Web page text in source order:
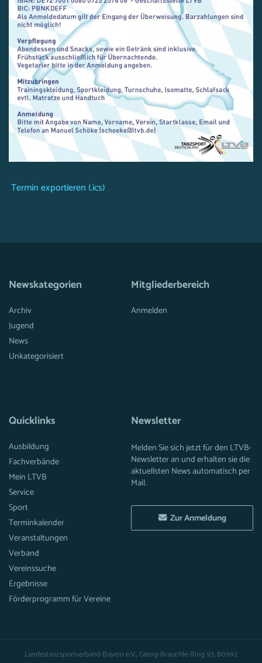
Termin exportieren (.ics)
Newskategorien
Archiv
Jugend
News
Unkategorisiert
Mitgliederbereich
Anmelden
Quicklinks
Ausbildung
Fachverbände
Mein LTVB
Service
Sport
Terminkalender
Veranstaltungen
Verband
Vereinssuche
Ergebnisse
Förderprogramm für Vereine
Newsletter
Melden Sie sich jetzt für den LTVB-
Newsletter an und erhalten sie die
aktuellsten News automatisch per
Mail.
Zur Anmeldung
Landestanzsportverband Bayern e.V., Georg-Brauchle-Ring 93, 80992